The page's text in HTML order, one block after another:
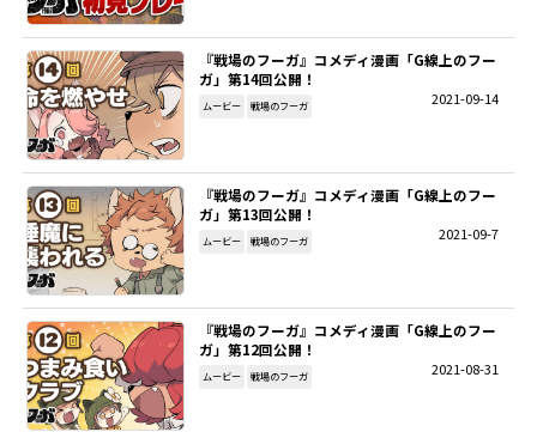
『戦場のフーガ』コメディ漫画「G線上のフー
ガ」第14回公開！
2021-09-14
ムービー 戦場のフーガ
『戦場のフーガ』コメディ漫画「G線上のフー
ガ」第13回公開！
2021-09-7
ムービー 戦場のフーガ
『戦場のフーガ』コメディ漫画「G線上のフー
ガ」第12回公開！
2021-08-31
ムービー 戦場のフーガ